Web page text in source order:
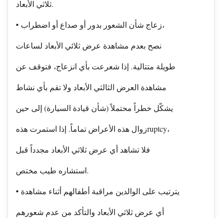
ثلاثي الأبعاد.
• زعاج شأن الشعور بدور أو صداع أو اضطراب،
نصح بعدم مشاهدة عرض ثلائي الأبعاد لساعات
طويلة متتالية. إذا شعرعت بأي انزعاج، فتوقف عن
مشاهدة العرض الثالثي الأبعاد ولا تقم بأي نشاط
يشكّل خطراً محتملاً (شأن قيادة السيارة) إلى حين
زوال هذه الأعراض تماماً. إذا استمرت هذهruptcy،
فلا تشاهد أي عرض ثلاثي الأبعاد مجدداً قبل
استشاره طيب مختص.
• يترتيب على الوالدين مراقبة أطفالهم أثناء مشاهدة
أي عرض ثلاثي الأبعاد والتأكد من عدم شعورهم